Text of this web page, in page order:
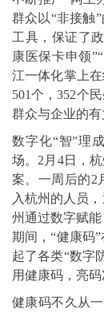
群众以“非接触
工具，保证了
康医保卡申领
江一体化掌上
501个，352个
群众与企业的有
数字化“智”理
场。2月4日，
案。一周后的2
入杭州的人员
州通过数字赋
期间，“健康码
起了各类“数字
用健康码，亮码
健康码不久从